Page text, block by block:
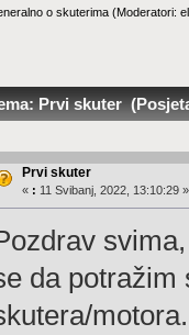
o skuterima(Moderatori:
Prvi skuter
Prvi skuter
« : 11 Svibanj, 2022, 13:10:29 »
da potražim
motora.